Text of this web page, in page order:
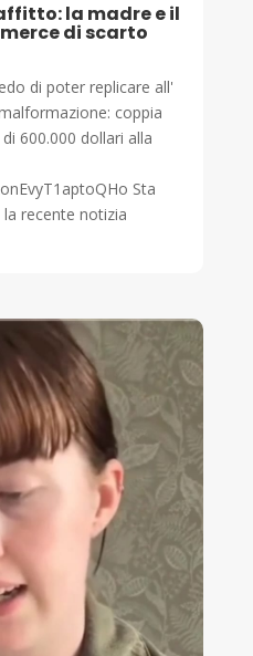
la madre e il
di scarto
di poter replicare all'
coppia
600.000 dollari alla
Sta
recente notizia